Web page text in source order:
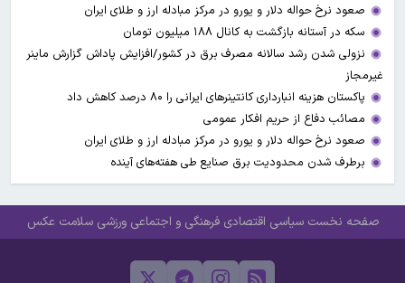
صعود نرخ حواله دلار و یورو در مرکز مبادله ارز و طلای ایران
سکه در آستانه بازگشت به کانال ۱۸۸ میلیون تومان
نزولی شدن رشد سالانه مصرف برق در کشور/افزایش پاداش گزارش ماینر
غیرمجاز
پاکستان هزینه انبارداری کانتینرهای ایرانی را ۸۰ درصد کاهش داد
مصائب دفاع از حریم افکار عمومی
صعود نرخ حواله دلار و یورو در مرکز مبادله ارز و طلای ایران
برطرف شدن محدودیت‌ برق صنایع طی هفته‌های آینده
صفحه نخست سیاسی اقتصادی فرهنگی و اجتماعی ورزشی سلامت عکس